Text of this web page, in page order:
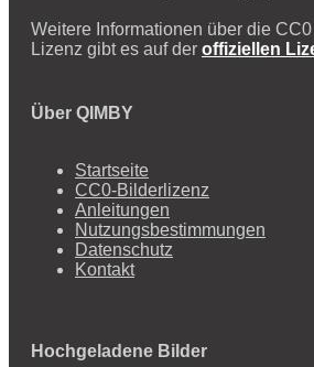
Weitere Informationen über die
Lizenz gibt es auf der offiziellen
Über QIMBY
Startseite
CC0-Bilderlizenz
Anleitungen
Nutzungsbestimmungen
Datenschutz
Kontakt
Hochgeladene Bilder